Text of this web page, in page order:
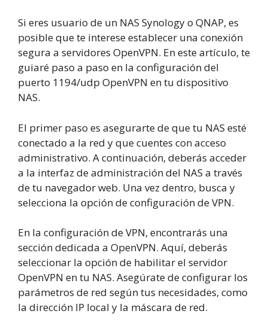
Si eres usuario de un NAS Synology o QNAP, es
posible que te interese establecer una conexión
segura a servidores OpenVPN. En este artículo, te
guiaré paso a paso en la configuración del
puerto 1194/udp OpenVPN en tu dispositivo
NAS.
El primer paso es asegurarte de que tu NAS esté
conectado a la red y que cuentes con acceso
administrativo. A continuación, deberás acceder
a la interfaz de administración del NAS a través
de tu navegador web. Una vez dentro, busca y
selecciona la opción de configuración de VPN.
En la configuración de VPN, encontrarás una
sección dedicada a OpenVPN. Aquí, deberás
seleccionar la opción de habilitar el servidor
OpenVPN en tu NAS. Asegúrate de configurar los
parámetros de red según tus necesidades, como
la dirección IP local y la máscara de red.